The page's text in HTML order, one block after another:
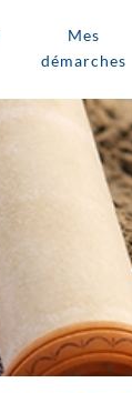
Mes
démarches